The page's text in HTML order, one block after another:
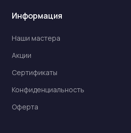
Информация
Наши мастера
Акции
Сертификаты
Конфиденциальность
Оферта